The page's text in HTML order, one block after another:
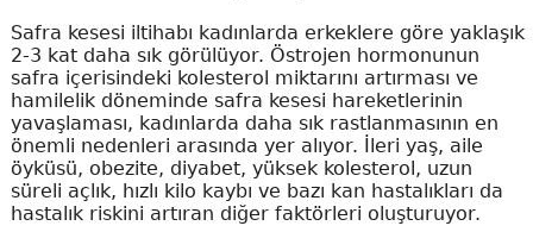
Safra kesesi iltihabı kadınlarda erkeklere göre yaklaşık
2-3 kat daha sık görülüyor. Östrojen hormonunun
safra içerisindeki kolesterol miktarını artırması ve
hamilelik döneminde safra kesesi hareketlerinin
yavaşlaması, kadınlarda daha sık rastlanmasının en
önemli nedenleri arasında yer alıyor. İleri yaş, aile
öyküsü, obezite, diyabet, yüksek kolesterol, uzun
süreli açlık, hızlı kilo kaybı ve bazı kan hastalıkları da
hastalık riskini artıran diğer faktörleri oluşturuyor.